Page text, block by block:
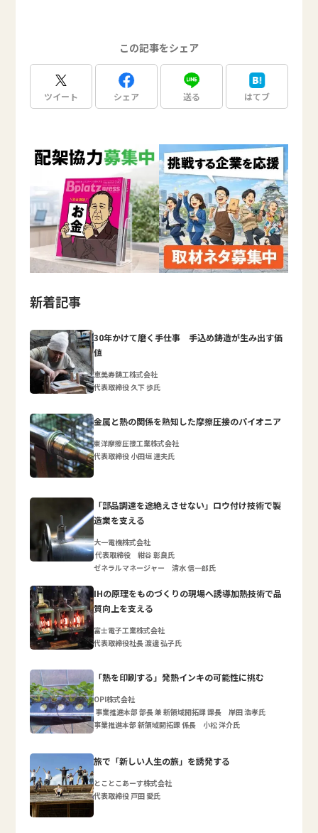
この記事をシェア
ツイート シェア 送る はてブ
新着記事
30年かけて磨く手仕事 手込め鋳造が生み出す価
値
恵美寿鋳工株式会社
代表取締役 久下 歩氏
金属と熱の関係を熟知した摩擦圧接のパイオニア
東洋摩擦圧接工業株式会社
代表取締役 小田垣 達夫氏
「部品調達を途絶えさせない」ロウ付け技術で製
造業を支える
大一電機株式会社
代表取締役 紺谷 彰良氏
ゼネラルマネージャー 清水 信一郎氏
IHの原理をものづくりの現場へ誘導加熱技術で品
質向上を支える
富士電子工業株式会社
代表取締役社長 渡邊 弘子氏
「熱を印刷する」発熱インキの可能性に挑む
OPI株式会社
事業推進本部 部長 兼 新領域開拓課 課長 岸田 浩孝氏
事業推進本部 新領域開拓課 係長 小松 洋介氏
旅で「新しい人生の旅」を誘発する
とことこあーす株式会社
代表取締役 戸田 愛氏